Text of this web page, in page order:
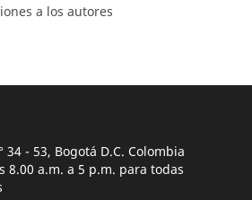
a los autores
34 - 53, Bogotá D.C. Colombia
8.00 a.m. a 5 p.m. para todas